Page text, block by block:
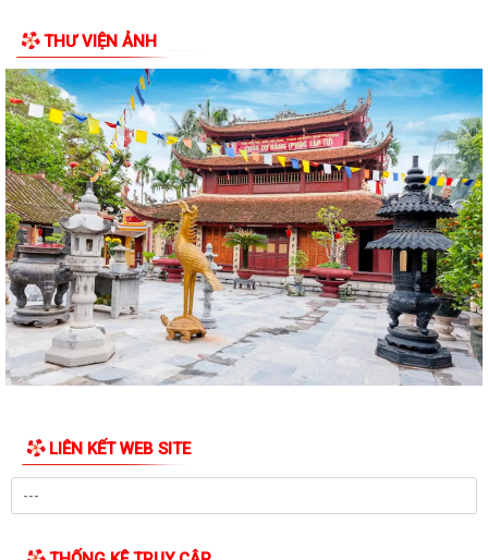
THƯ VIỆN ẢNH
LIÊN KẾT WEB SITE